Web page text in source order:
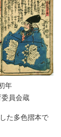
年
員会蔵
た多色摺本で